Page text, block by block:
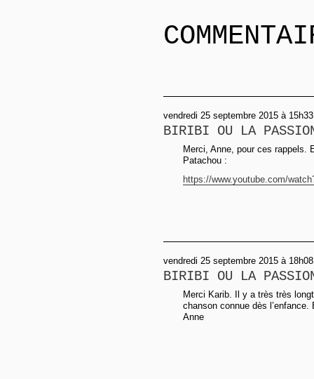
vendredi 25 septembre 2015 à
BIRIBI OU LA PASSION
Merci, Anne, pour ces rappels.
Patachou :
https://www.youtube.com/
vendredi 25 septembre 2015 à
BIRIBI OU LA PASSION
Merci Karib. Il y a très très
chanson connue dès
Anne